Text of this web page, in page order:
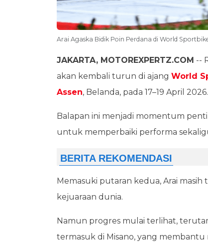
Arai Agaska Bidik Poin Perdana di World
JAKARTA, MOTOREXPERTZ.COM --
akan kembali turun di ajang World
Assen, Belanda, pada 17–19 April 2026.
Balapan ini menjadi momentum
untuk memperbaiki performa
Memasuki putaran kedua, Arai
kejuaraan dunia.
Namun progres mulai terlihat,
termasuk di Misano, yang